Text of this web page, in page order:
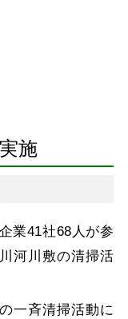
施
業41社68人が参
河川敷の清掃活
一斉清掃活動に